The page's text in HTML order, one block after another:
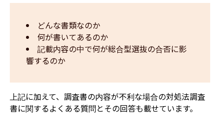
どんな書類なのか
何が書いてあるのか
記載内容の中で何が総合型選抜の合否に影
響するのか
上記に加えて、調査書の内容が不利な場合の対処法調査
書に関するよくある質問とその回答も載せています。